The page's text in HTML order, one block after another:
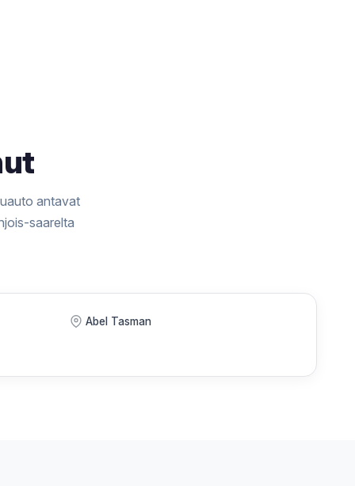
antavat
saarelta
Abel Tasman